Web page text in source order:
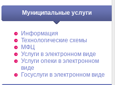
Муниципальные услуги
Информация
Технологические схемы
МФЦ
Услуги в электронном виде
Услуги опеки в электронном
виде
Госуслуги в электронном виде